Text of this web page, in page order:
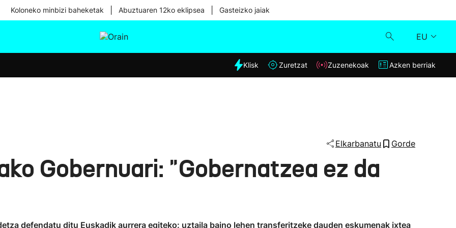
Koloneko minbizi baheketak Abuztuaren 12ko eklipsea Gasteizko jaiak
EU
Eguraldia
Klisk
Klisk Zuretzat Zuzenekoak Azken berriak
Elkarbanatu Gorde
Gobernuari: "Gobernatzea ez da
defendatu ditu Euskadik aurrera egiteko: uztaila baino lehen transferitzeke dauden eskumenak ixtea